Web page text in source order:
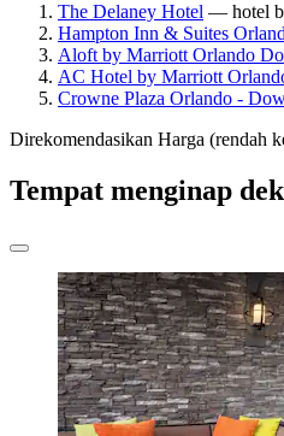
The Delaney Hotel — hotel
Hampton Inn & Suites
Aloft by Marriott Orlando
AC Hotel by Marriott
Crowne Plaza Orlando -
Direkomendasikan Harga (rendah
Tempat menginap